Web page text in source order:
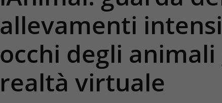
allevamenti
occhi degli animali
realtà virtuale